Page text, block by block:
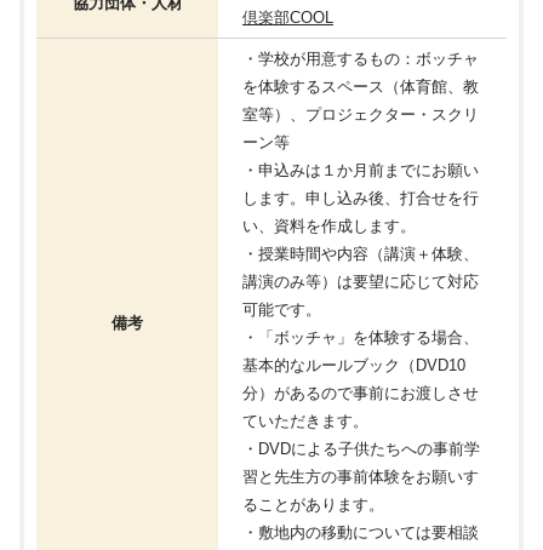
倶楽部COOL
備考
・学校が用意するもの：ボッチャ
を体験するスペース（体育館、教
室等）、プロジェクター・スクリ
ーン等
・申込みは１か月前までにお願い
します。申し込み後、打合せを行
い、資料を作成します。
・授業時間や内容（講演＋体験、
講演のみ等）は要望に応じて対応
可能です。
・「ボッチャ」を体験する場合、
基本的なルールブック（DVD10
分）があるので事前にお渡しさせ
ていただきます。
・DVDによる子供たちへの事前学
習と先生方の事前体験をお願いす
ることがあります。
・敷地内の移動については要相談